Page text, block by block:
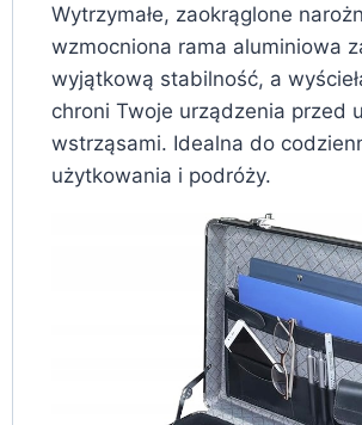
Wytrzymałe, zaokrąglone
wzmocniona rama aluminiowa
wyjątkową stabilność, a
chroni Twoje urządzenia przed
wstrząsami. Idealna do
użytkowania i podróży.